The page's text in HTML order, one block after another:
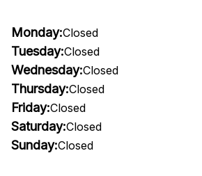
Monday:Closed
Tuesday:Closed
Wednesday:Closed
Thursday:Closed
Friday:Closed
Saturday:Closed
Sunday:Closed